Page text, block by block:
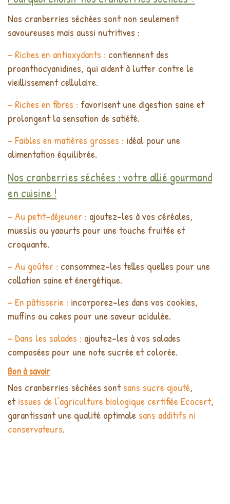
Nos cranberries séchées sont non seulement
savoureuses mais aussi nutritives :
- Riches en antioxydants : contiennent des
proanthocyanidines, qui aident à lutter contre le
vieillissement cellulaire.
- Riches en fibres : favorisent une digestion saine et
prolongent la sensation de satiété.
- Faibles en matières grasses : idéal pour une
alimentation équilibrée.
Nos cranberries séchées : votre allié gourmand
en cuisine !
- Au petit-déjeuner : ajoutez-les à vos céréales,
mueslis ou yaourts pour une touche fruitée et
croquante.
- Au goûter : consommez-les telles quelles pour une
collation saine et énergétique.
- En pâtisserie : incorporez-les dans vos cookies,
muffins ou cakes pour une saveur acidulée.
- Dans les salades : ajoutez-les à vos salades
composées pour une note sucrée et colorée.
Bon à savoir
Nos cranberries séchées sontsans sucre ajouté,
etissues de l’agriculture biologique certifiée Ecocert,
garantissant une qualité optimale sans additifs ni
conservateurs.